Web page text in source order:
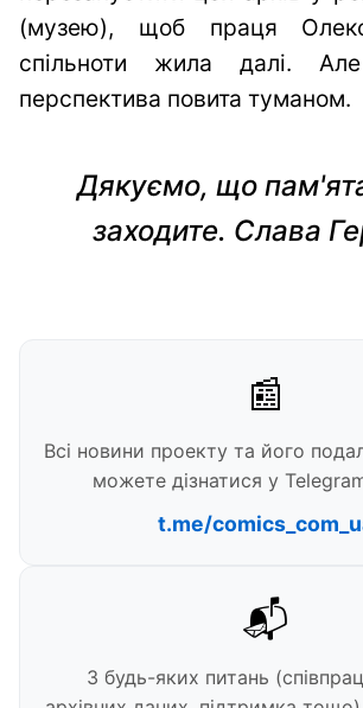
(музею), щоб праця
спільноти жила далі.
перспектива повита туманом.
Дякуємо, що
заходите. Слава
📰
Всі новини проекту та його
можете дізнатися у
t.me/
📬
З будь-яких питань